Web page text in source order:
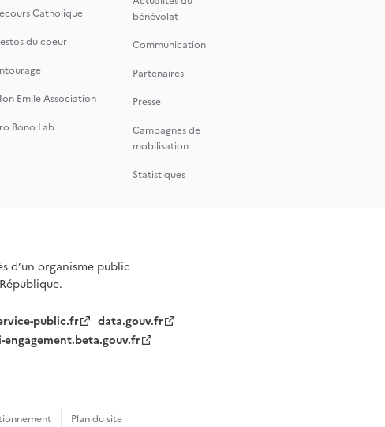
Catholique
du coeur
Emile Association
Bono Lab
bénévolat
Communication
Partenaires
Presse
Campagnes de
mobilisation
Statistiques
d’un organisme public
public.fr
data.gouv.fr
engagement.beta.gouv.fr
Plan du site